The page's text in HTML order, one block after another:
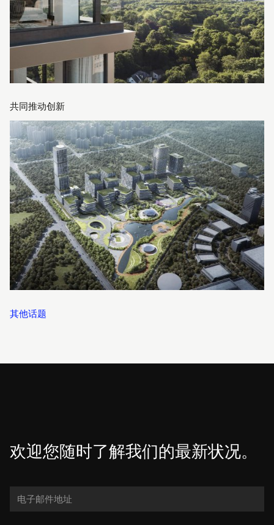
共同推动创新
其他话题
欢迎您随时了解我们的最新状况。